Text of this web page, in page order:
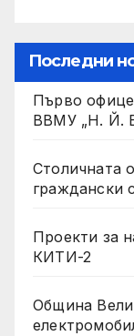
Последни
Първо
ВВМУ „Н. Й.
Столичната
граждански
Проекти за
КИТИ-2
Община